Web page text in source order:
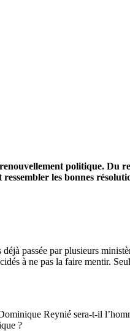
politique. Du
les bonnes
passée par plusieurs
à ne pas la faire mentir.
Reynié sera-t-il
?